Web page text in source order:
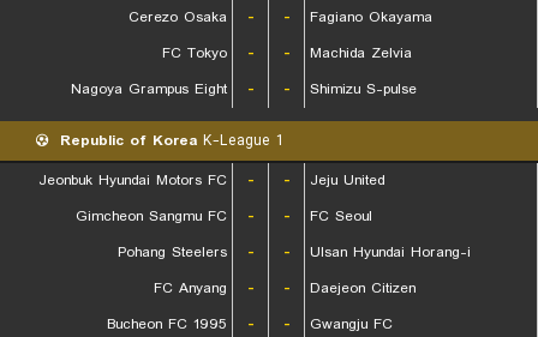
Cerezo Osaka - -
Fagiano Okayama
FC Tokyo
- -
Machida Zelvia
Nagoya Grampus Eight
- - Shimizu S-pulse
Republic of Korea K-League 1
Jeonbuk Hyundai Motors FC
- -
Jeju United
Gimcheon Sangmu FC
- -
FC Seoul
Pohang Steelers
- -
Ulsan Hyundai Horang-i
FC Anyang
- -
Daejeon Citizen
Bucheon FC 1995
- - Gwangju FC